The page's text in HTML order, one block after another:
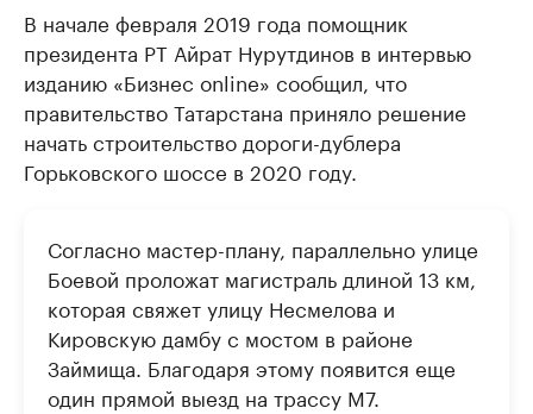
В начале февраля 2019 года помощник
президента РТ Айрат Нурутдинов в интервью
изданию «Бизнес online» сообщил, что
правительство Татарстана приняло решение
начать строительство дороги-дублера
Горьковского шоссе в 2020 году.
Согласно мастер-плану, параллельно улице
Боевой проложат магистраль длиной 13 км,
которая свяжет улицу Несмелова и
Кировскую дамбу с мостом в районе
Займища. Благодаря этому появится еще
один прямой выезд на трассу М7.